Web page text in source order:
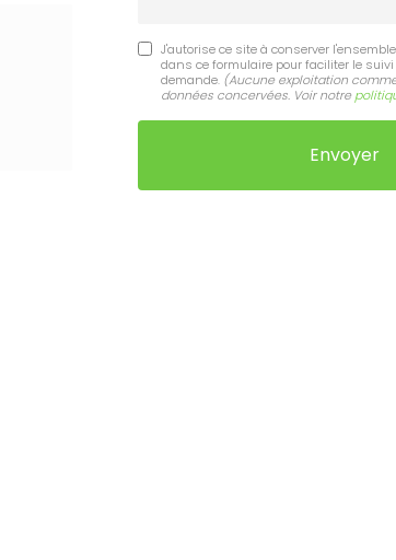
J'autorise ce site à conserver
dans ce formulaire pour faciliter le
demande. (Aucune exploitation
données concervées. Voir notre